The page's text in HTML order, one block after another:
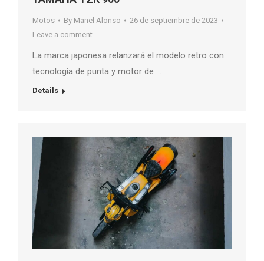
Motos By Manel Alonso
26 de septiembre de 2023
Leave a comment
La marca japonesa relanzará el modelo retro con
tecnología de punta y motor de …
Details